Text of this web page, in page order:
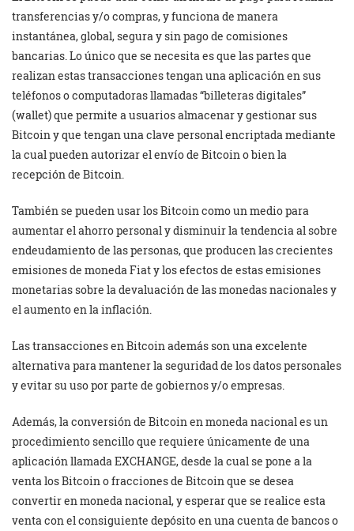
transferencias y/o compras, y funciona de manera
instantánea, global, segura y sin pago de comisiones
bancarias. Lo único que se necesita es que las partes que
realizan estas transacciones tengan una aplicación en sus
teléfonos o computadoras llamadas “billeteras digitales”
(wallet) que permite a usuarios almacenar y gestionar sus
Bitcoin y que tengan una clave personal encriptada mediante
la cual pueden autorizar el envío de Bitcoin o bien la
recepción de Bitcoin.
También se pueden usar los Bitcoin como un medio para
aumentar el ahorro personal y disminuir la tendencia al sobre
endeudamiento de las personas, que producen las crecientes
emisiones de moneda Fiat y los efectos de estas emisiones
monetarias sobre la devaluación de las monedas nacionales y
el aumento en la inflación.
Las transacciones en Bitcoin además son una excelente
alternativa para mantener la seguridad de los datos personales
y evitar su uso por parte de gobiernos y/o empresas.
Además, la conversión de Bitcoin en moneda nacional es un
procedimiento sencillo que requiere únicamente de una
aplicación llamada EXCHANGE, desde la cual se pone a la
venta los Bitcoin o fracciones de Bitcoin que se desea
convertir en moneda nacional, y esperar que se realice esta
venta con el consiguiente depósito en una cuenta de bancos o